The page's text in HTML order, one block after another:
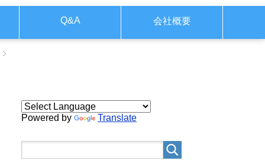
Q&A 会社概要
Powered by Translate